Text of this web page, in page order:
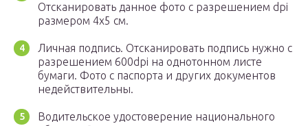
Отсканировать данное фото с разрешением dpi
размером 4х5 см.
Личная подпись. Отсканировать подпись нужно с
разрешением 600dpi на однотонном листе
бумаги. Фото с паспорта и других документов
недействительны.
Водительское удостоверение национального